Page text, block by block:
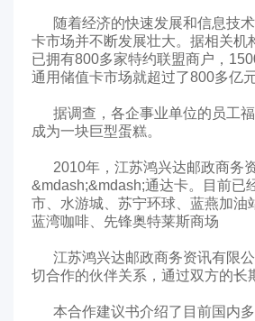
随着经济的快速发展和信息技
卡市场并不断发展壮大。据相关
已拥有800多家特约联盟商户，
通用储值卡市场就超过了800多亿
据调查，各企事业单位的员工
成为一块巨型蛋糕。
2010年，江苏鸿兴达邮政商务
&mdash;&mdash;通达卡。目前已
市、水游城、苏宁环球、蓝燕加
蓝湾咖啡、先锋奥特莱斯商场
江苏鸿兴达邮政商务资讯有限
切合作的伙伴关系，通过双方的
本合作建议书介绍了目前国内